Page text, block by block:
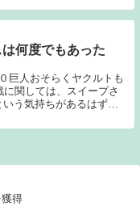
エラー、１つの四球が他
ゲーム以上に命取りとな
何度でもあった
巨人おそらくヤクルトも
に関しては、スイープさ
う気持ちがあるはずで
としたダメージは想像以
得